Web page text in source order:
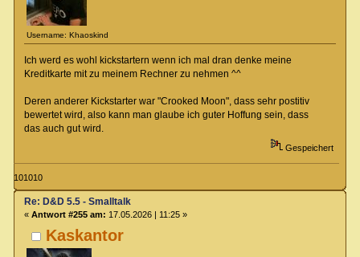
Username: Khaoskind
Ich werd es wohl kickstartern wenn ich mal dran denke meine
Kreditkarte mit zu meinem Rechner zu nehmen ^^
Deren anderer Kickstarter war "Crooked Moon", dass sehr postitiv
bewertet wird, also kann man glaube ich guter Hoffung sein, dass
das auch gut wird.
Gespeichert
101010
Kaskantor
Re: D&D 5.5 - Smalltalk
« Antwort #255 am: 17.05.2026 | 11:25 »